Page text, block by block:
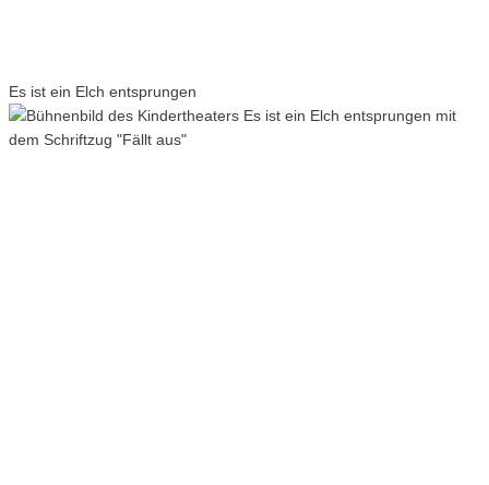
Es ist ein Elch entsprungen